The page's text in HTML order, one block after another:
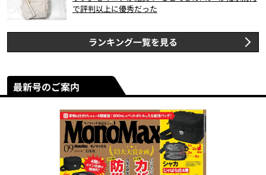
で評判以上に優秀だった
ランキング一覧を見る
最新号のご案内